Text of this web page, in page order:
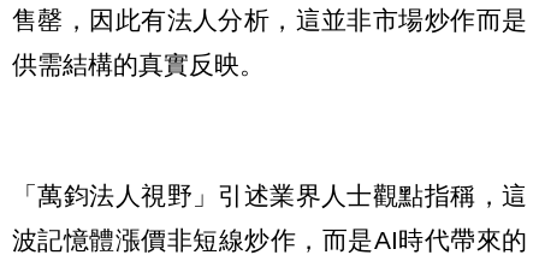
售罄，因此有法人分析，這並非市場炒作而是
供需結構的真實反映。
「萬鈞法人視野」引述業界人士觀點指稱，這
波記憶體漲價非短線炒作，而是AI時代帶來的